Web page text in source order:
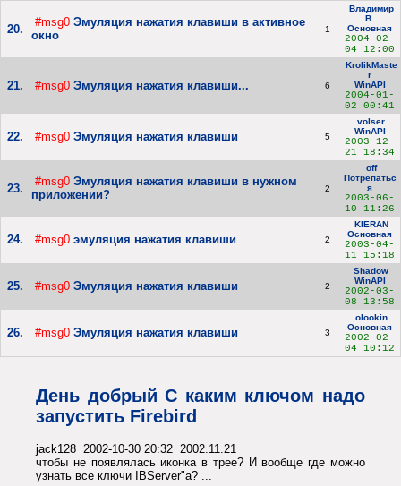
20.
#msg0 Эмуляция нажатия клавиши в активное
окно
1
Владимир
В.
Основная
2004-02-
04 12:00
21. #msg0 Эмуляция нажатия клавиши... 6
KrolikMaste
r
WinAPI
2004-01-
02 00:41
22. #msg0 Эмуляция нажатия клавиши 5
volser
WinAPI
2003-12-
21 18:34
23.
#msg0 Эмуляция нажатия клавиши в нужном
приложении?
2
off
Потрепатьс
я
2003-06-
10 11:26
24. #msg0 эмуляция нажатия клавиши 2
KIERAN
Основная
2003-04-
11 15:18
25. #msg0 Эмуляция нажатия клавиши 2
Shadow
WinAPI
2002-03-
08 13:58
26. #msg0 Эмуляция нажатия клавиши 3
olookin
Основная
2002-02-
04 10:12
День добрый С каким ключом надо
запустить Firebird
jack128 2002-10-30 20:32 2002.11.21
чтобы не появлялась иконка в трее? И вообще где можно
узнать все ключи IBServer"а? ...